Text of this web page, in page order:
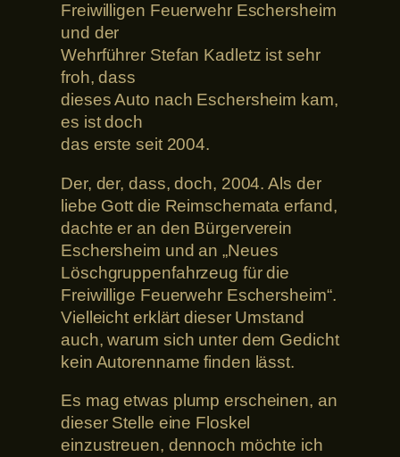
Freiwilligen Feuerwehr Eschersheim
und der
Wehrführer Stefan Kadletz ist sehr
froh, dass
dieses Auto nach Eschersheim kam,
es ist doch
das erste seit 2004.
Der, der, dass, doch, 2004. Als der
liebe Gott die Reimschemata erfand,
dachte er an den Bürgerverein
Eschersheim und an „Neues
Löschgruppenfahrzeug für die
Freiwillige Feuerwehr Eschersheim“.
Vielleicht erklärt dieser Umstand
auch, warum sich unter dem Gedicht
kein Autorenname finden lässt.
Es mag etwas plump erscheinen, an
dieser Stelle eine Floskel
einzustreuen, dennoch möchte ich